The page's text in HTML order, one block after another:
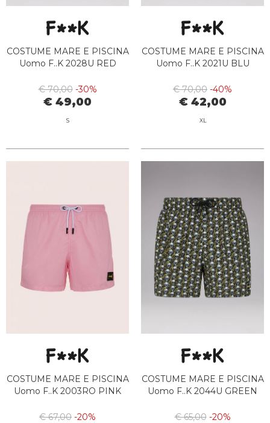
COSTUME MARE E PISCINA
Uomo F..K 2028U RED
€ 70,00 -30%
€ 49,00
S
COSTUME MARE E PISCINA
Uomo F..K 2021U BLU
€ 70,00 -40%
€ 42,00
XL
COSTUME MARE E PISCINA
Uomo F..K 2003RO PINK
€ 67,00 -20%
COSTUME MARE E PISCINA
Uomo F..K 2044U GREEN
€ 65,00 -20%